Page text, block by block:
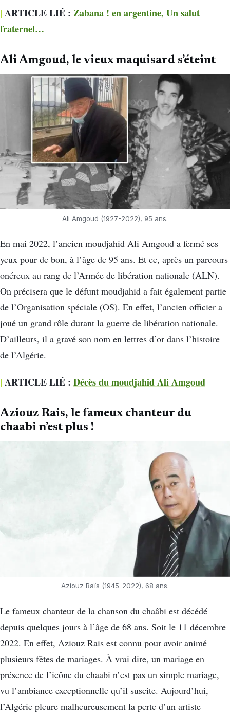
| ARTICLE LIÉ : Zabana ! en argentine, Un salut
fraternel…
Ali Amgoud, le vieux maquisard s’éteint
Ali Amgoud (1927-2022), 95 ans.
En mai 2022, l’ancien moudjahid Ali Amgoud a fermé ses
yeux pour de bon, à l’âge de 95 ans. Et ce, après un parcours
onéreux au rang de l’Armée de libération nationale (ALN).
On précisera que le défunt moudjahid a fait également partie
de l’Organisation spéciale (OS). En effet, l’ancien officier a
joué un grand rôle durant la guerre de libération nationale.
D’ailleurs, il a gravé son nom en lettres d’or dans l’histoire
de l’Algérie.
| ARTICLE LIÉ : Décès du moudjahid Ali Amgoud
Aziouz Rais, le fameux chanteur du
chaabi n’est plus !
Aziouz Raïs (1945-2022), 68 ans.
Le fameux chanteur de la chanson du chaâbi est décédé
depuis quelques jours à l’âge de 68 ans. Soit le 11 décembre
2022. En effet, Aziouz Rais est connu pour avoir animé
plusieurs fêtes de mariages. À vrai dire, un mariage en
présence de l’icône du chaabi n’est pas un simple mariage,
vu l’ambiance exceptionnelle qu’il suscite. Aujourd’hui,
l’Algérie pleure malheureusement la perte d’un artiste